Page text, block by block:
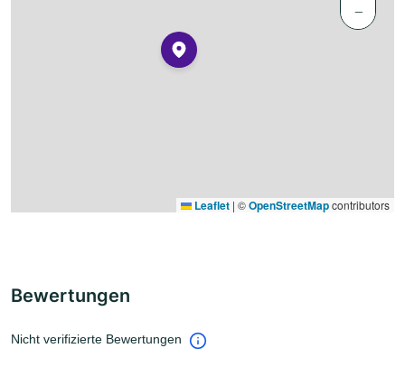
−
Leaflet | ©OpenStreetMapcontributors
Bewertungen
Nicht verifizierte Bewertungen